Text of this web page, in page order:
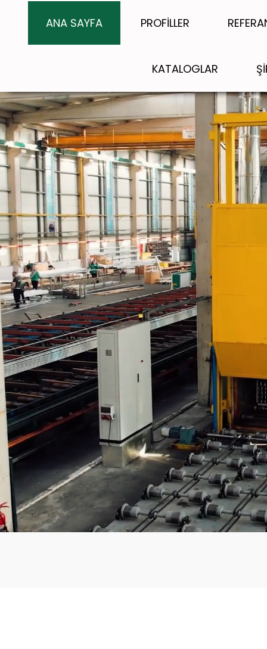
ANA SAYFA PROFİLLER
KATALOGLAR